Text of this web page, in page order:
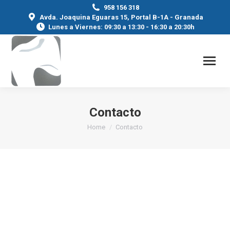
958 156 318
Avda. Joaquina Eguaras 15, Portal B-1A - Granada
Lunes a Viernes: 09:30 a 13:30 - 16:30 a 20:30h
Contacto
You are here:
Home Contacto